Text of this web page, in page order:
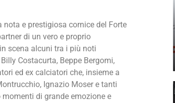
nota e prestigiosa cornice del Forte
di un vero e proprio
scena alcuni tra i più noti
Costacurta, Beppe Bergomi,
ed ex calciatori che, insieme a
Ignazio Moser e tanti
di grande emozione e